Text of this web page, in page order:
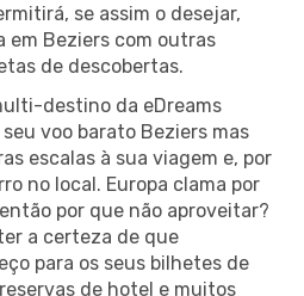
se assim o desejar,
em Beziers com outras
de descobertas.
destino da eDreams
voo barato Beziers mas
escalas à sua viagem e, por
no local. Europa clama por
por que não aproveitar?
a certeza de que
para os seus bilhetes de
de hotel e muitos